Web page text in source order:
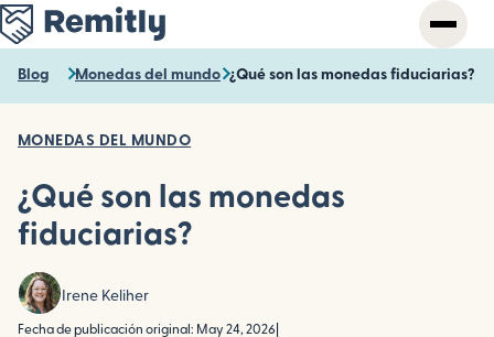
Skip
to
content
Blog Monedas del mundo ¿Qué son las monedas fiduciarias?
MONEDAS DEL MUNDO
¿Qué son las monedas
fiduciarias?
Irene Keliher
Fecha de publicación original: May 24, 2026